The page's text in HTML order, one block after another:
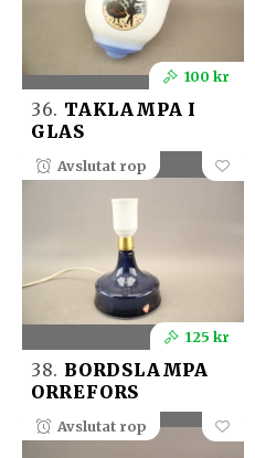
100 kr
36. TAKLAMPA I
GLAS
Avslutat rop
125 kr
38. BORDSLAMPA
ORREFORS
Avslutat rop